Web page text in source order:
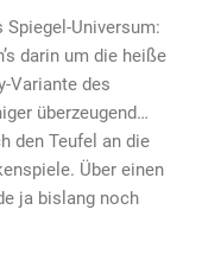
Universum:
darin um die heiße
Variante des
überzeugend…
den Teufel an die
Über einen
ja bislang noch